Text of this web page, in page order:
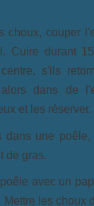
choux, couper
Cuire durant
s'ils
dans de
et les réserver.
dans une
de gras.
avec un
les choux